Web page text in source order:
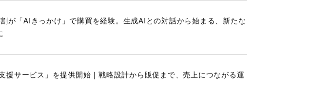
が「AIきっかけ」で購買を経験。生成AIとの対話から始まる、新たな
援サービス」を提供開始｜戦略設計から販促まで、売上につながる運